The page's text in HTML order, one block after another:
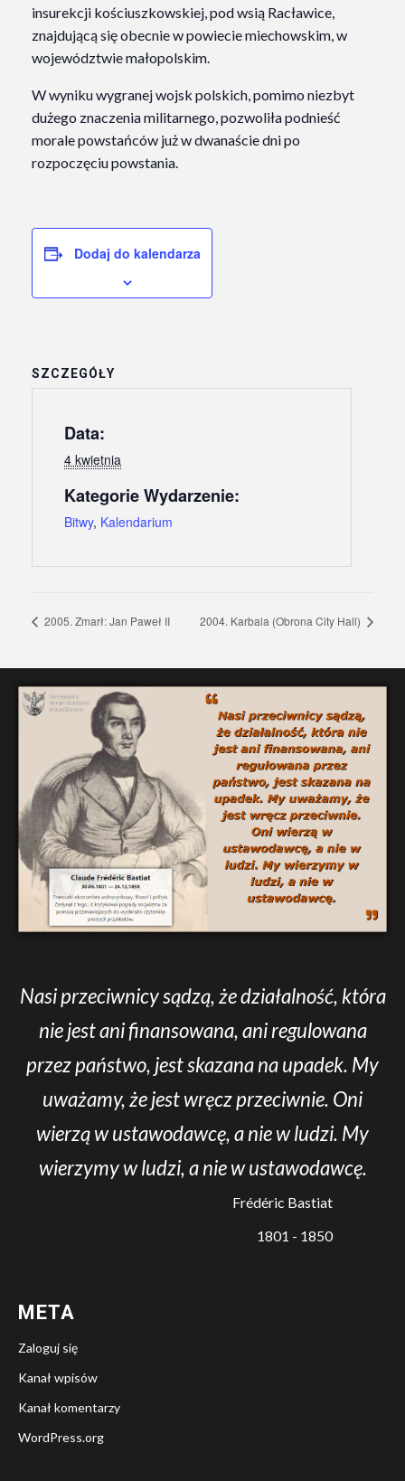
insurekcji kościuszkowskiej, pod wsią Racławice,
znajdującą się obecnie w powiecie miechowskim, w
województwie małopolskim.
W wyniku wygranej wojsk polskich, pomimo niezbyt
dużego znaczenia militarnego, pozwoliła podnieść
morale powstańców już w dwanaście dni po
rozpoczęciu powstania.
Dodaj do kalendarza
SZCZEGÓŁY
Data:
4 kwietnia
Kategorie Wydarzenie:
Bitwy, Kalendarium
2005. Zmarł: Jan Paweł II 2004. Karbala (Obrona City Hall)
Nasi przeciwnicy sądzą, że działalność, która
nie jest ani finansowana, ani regulowana
przez państwo, jest skazana na upadek. My
uważamy, że jest wręcz przeciwnie. Oni
wierzą w ustawodawcę, a nie w ludzi. My
wierzymy w ludzi, a nie w ustawodawcę.
Frédéric Bastiat
1801 - 1850
META
Zaloguj się
Kanał wpisów
Kanał komentarzy
WordPress.org